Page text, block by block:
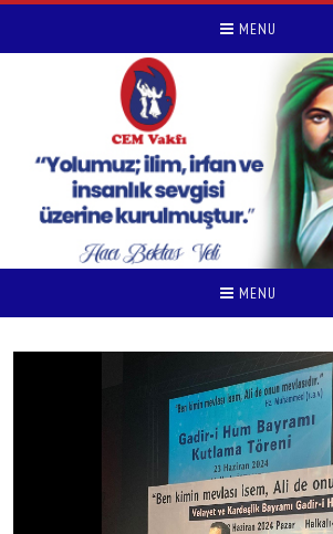
MENU
MENU